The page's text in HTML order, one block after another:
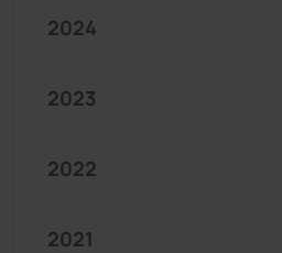
2024
2023
2022
2021